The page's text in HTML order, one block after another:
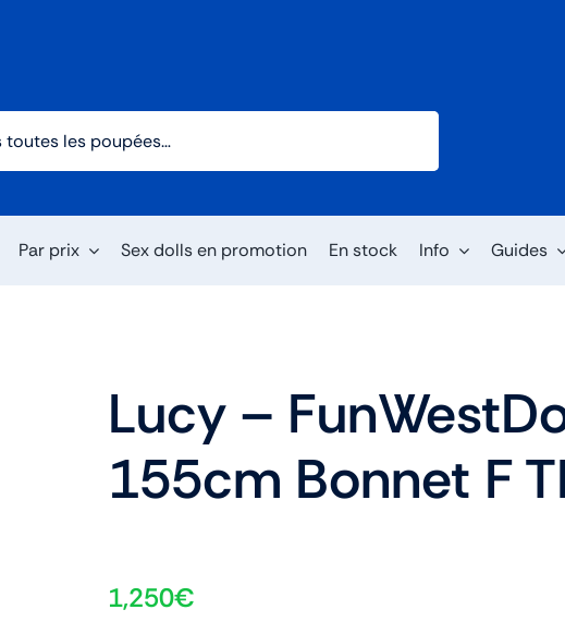
Par prix Sex dolls en promotion En stock Info Guides
Lucy –
155cm Bonnet F
1,250€